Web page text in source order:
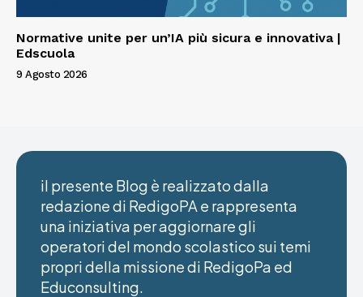
Normative unite per un’IA più sicura e innovativa |
Edscuola
9 Agosto 2026
il presente Blog è realizzato dalla
redazione di RedigoPA e rappresenta
una iniziativa per aggiornare gli
operatori del mondo scolastico sui temi
propri della missione di RedigoPa ed
Educonsulting.